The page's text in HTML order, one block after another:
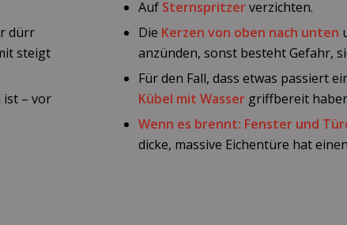
dürr
steigt
– vor
Auf Sternspritzerverzichten.
Die Kerzen von oben nach unten
anzünden, sonst besteht Gefahr,
Für den Fall, dass etwas passiert
Kübel mit Wasser griffbereit
Wenn es brennt: Fenster und
dicke, massive Eichentüre hat